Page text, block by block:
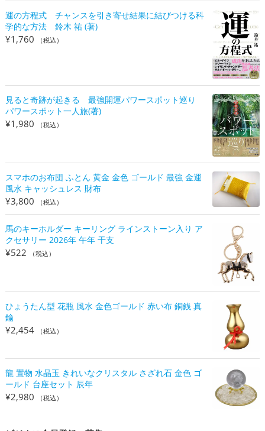
運の方程式 チャンスを引き寄せ結果に結びつける科
学的な方法 鈴木 祐 (著)
¥1,760 （税込）
見ると奇跡が起きる 最強開運パワースポット巡り
パワースポット一人旅(著)
¥1,980 （税込）
スマホのお布団 ふとん 黄金 金色 ゴールド 最強 金運
風水 キャッシュレス 財布
¥3,800 （税込）
馬のキーホルダー キーリング ラインストーン入り ア
クセサリー 2026年 午年 干支
¥522 （税込）
ひょうたん型 花瓶 風水 金色ゴールド 赤い布 銅銭 真
鍮
¥2,454 （税込）
龍 置物 水晶玉 きれいなクリスタル さざれ石 金色 ゴ
ールド 台座セット 辰年
¥2,980 （税込）